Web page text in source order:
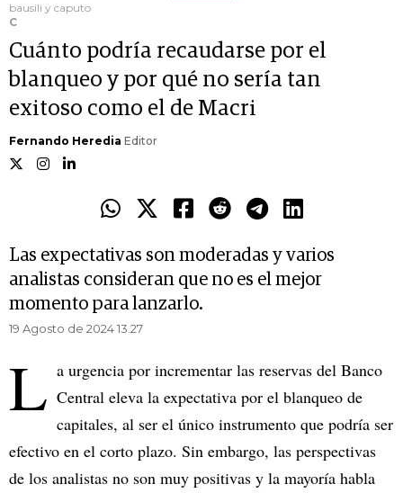
bausili y caputo
C
Cuánto podría recaudarse por el
blanqueo y por qué no sería tan
exitoso como el de Macri
Fernando Heredia Editor
Las expectativas son moderadas y varios
analistas consideran que no es el mejor
momento para lanzarlo.
19 Agosto de 2024 13.27
L a urgencia por incrementar las reservas del Banco
Central eleva la expectativa por el blanqueo de
capitales, al ser el único instrumento que podría ser
efectivo en el corto plazo. Sin embargo, las perspectivas
de los analistas no son muy positivas y la mayoría habla